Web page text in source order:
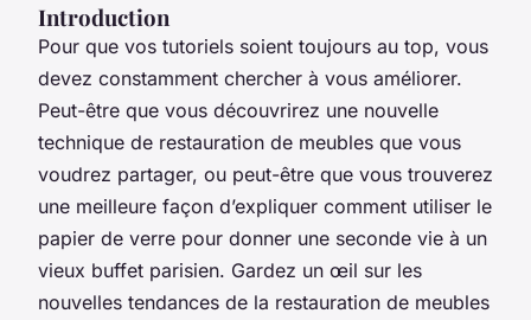
Introduction
Pour que vos tutoriels soient toujours au top, vous
devez constamment chercher à vous améliorer.
Peut-être que vous découvrirez une nouvelle
technique de restauration de meubles que vous
voudrez partager, ou peut-être que vous trouverez
une meilleure façon d’expliquer comment utiliser le
papier de verre pour donner une seconde vie à un
vieux buffet parisien. Gardez un œil sur les
nouvelles tendances de la restauration de meubles